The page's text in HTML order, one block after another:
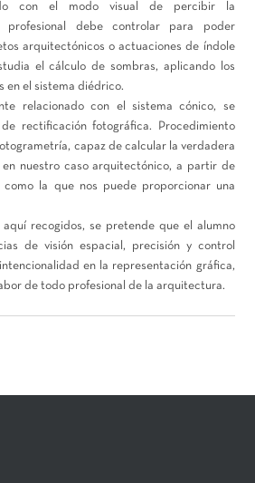
con el modo visual de percibir la
debe controlar para poder
arquitectónicos o actuaciones de índole
el cálculo de sombras, aplicando los
en el sistema diédrico.
relacionado con el sistema cónico, se
rectificación fotográfica. Procedimiento
capaz de calcular la verdadera
nuestro caso arquitectónico, a partir de
como la que nos puede proporcionar una
recogidos, se pretende que el alumno
de visión espacial, precisión y control
en la representación gráfica,
de todo profesional de la arquitectura.